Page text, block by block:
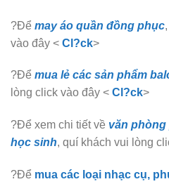
?Để may áo quần đồng phục
vào đây < Cl?ck>
?Để mua lẻ các sản phẩm
lòng click vào đây < Cl?ck>
?Để xem chi tiết về văn phòng
học sinh, quí khách vui lòng
?Để mua các loại nhạc cụ,